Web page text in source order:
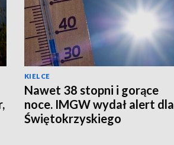
KIELCE
Nawet 38 stopni i gorące
noce. IMGW wydał alert dla
Świętokrzyskiego